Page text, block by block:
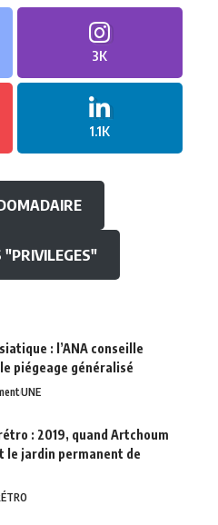
3K
1.1K
"PRIVILEGES"
: l’ANA conseille
piégeage généralisé
UNE
: 2019, quand Artchoum
le jardin permanent de